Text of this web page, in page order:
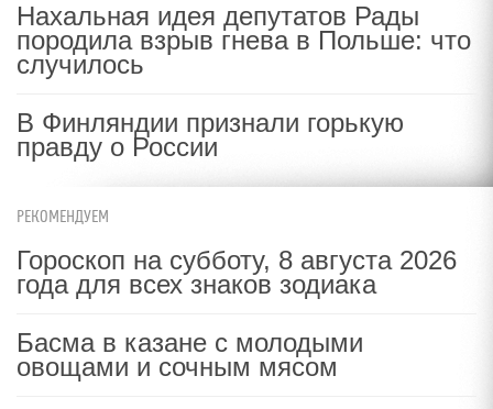
Нахальная идея депутатов Рады
породила взрыв гнева в Польше: что
случилось
В Финляндии признали горькую
правду о России
РЕКОМЕНДУЕМ
Гороскоп на субботу, 8 августа 2026
года для всех знаков зодиака
Басма в казане с молодыми
овощами и сочным мясом